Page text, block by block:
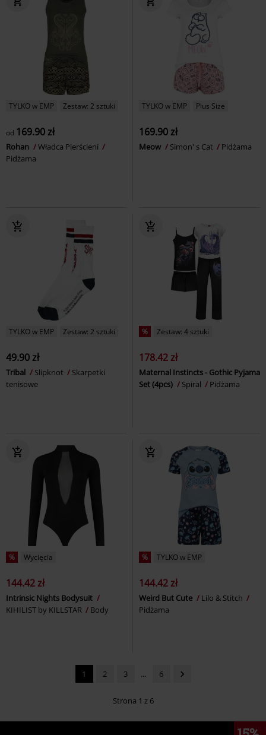
TYLKO w EMP Zestaw: 2 sztuki
od 169.90 zł
Rohan
Władca Pierścieni
Pidżama
TYLKO w EMP Plus Size
169.90 zł
Meow Simon' s Cat Pidżama
TYLKO w EMP Zestaw: 2 sztuki
49.90 zł
Tribal Slipknot
Skarpetki
tenisowe
% Zestaw: 4 sztuki
178.42 zł
Maternal Instincts - Gothic Pyjama
Set (4pcs)
Spiral Pidżama
% Wycięcia
144.42 zł
Intrinsic Nights Bodysuit
KIHILIST by KILLSTAR
Body
% TYLKO w EMP
144.42 zł
Weird But Cute
Lilo & Stitch
Pidżama
1 2 3 ... 6
Strona 1 z 6